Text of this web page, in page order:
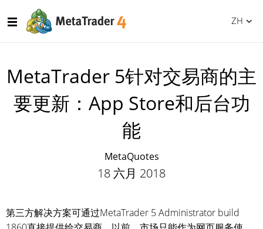
ZH
MetaTrader 5针对交易商的主
要更新：App Store和后台功
能
MetaQuotes
18 六月 2018
第三方解决方案可通过MetaTrader 5 Administrator build